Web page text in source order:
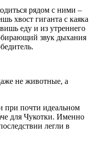
рядом с ними –
хвост гиганта с каяка
еду и из утреннего
звук дыхания
не животные, а
при почти идеальном
для Чукотки. Именно
легли в